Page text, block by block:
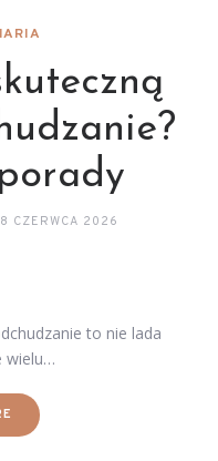
8 CZERWCA 2026
to nie lada
wielu…